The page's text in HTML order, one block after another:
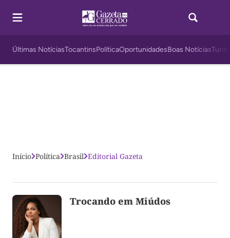
Últimas NotíciasTocantinsPolíticaOportunidadesBoas Notícias
Início Política Brasil Editorial Gazeta
Trocando em Miúdos